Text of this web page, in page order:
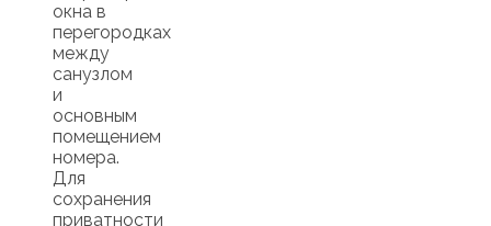
окна в
перегородках
между
санузлом
и
основным
помещением
номера.
Для
сохранения
приватности